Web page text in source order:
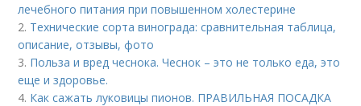
лечебного питания при повышенном холестерине
2. Технические сорта винограда: сравнительная таблица,
описание, отзывы, фото
3. Польза и вред чеснока. Чеснок – это не только еда, это
еще и здоровье.
4. Как сажать луковицы пионов. ПРАВИЛЬНАЯ ПОСАДКА